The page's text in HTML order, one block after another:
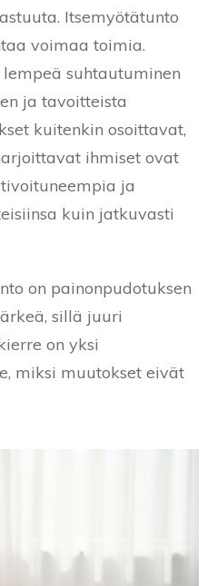
Itsemyötätunto
voimaa toimia.
suhtautuminen
ja tavoitteista
kuitenkin osoittavat,
ihmiset ovat
ja
kuin jatkuvasti
on painonpudotuksen
sillä juuri
on yksi
miksi muutokset eivät